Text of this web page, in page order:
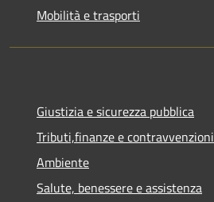
Mobilità e trasporti
Giustizia e sicurezza pubblica
Tributi,finanze e contravvenzioni
Ambiente
Salute, benessere e assistenza